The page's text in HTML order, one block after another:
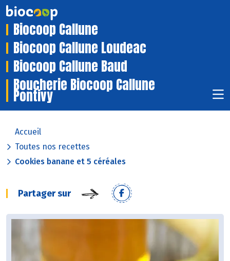
Biocoop Callune
Biocoop Callune Loudeac
Biocoop Callune Baud
Boucherie Biocoop Callune
Pontivy
Accueil
Toutes nos recettes
Cookies banane et 5 céréales
Partager sur